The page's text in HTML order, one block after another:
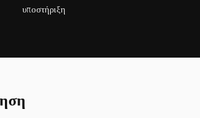
υποστήριξη